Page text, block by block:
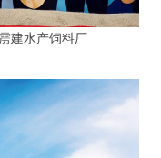
建水产饲料厂